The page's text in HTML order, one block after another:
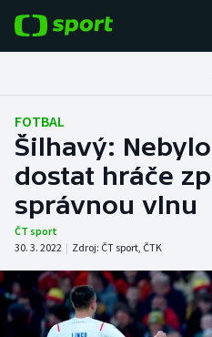
Fotbal
Hokej
Tenis
Atletika
Cyklistika
FOTBAL
Šilhavý:
dostat hráče
správnou vlnu
ČT sport
30. 3. 2022 | Zdroj: ČT sport, ČTK